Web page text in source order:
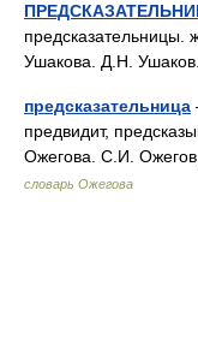
предсказательницы.
Ушакова. Д.Н.
предсказательница
предвидит,
Ожегова. С.И.
словарь Ожегова